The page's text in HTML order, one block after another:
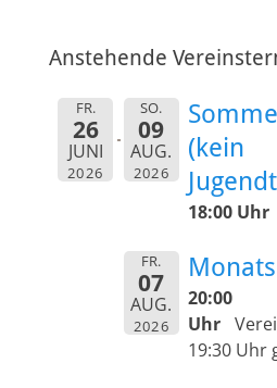
Anstehende
FR.
26
JUNI
2026
SO.
09
AUG.
2026
(kein
18:00 Uhr
FR.
07
AUG.
2026
20:00
Uhr
19:30 Uhr